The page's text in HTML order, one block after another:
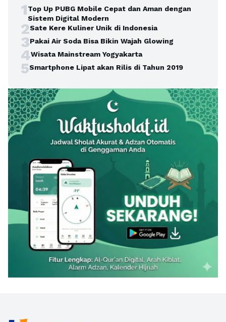
1Top Up PUBG Mobile Cepat dan Aman dengan
Sistem Digital Modern
2Sate Kere Kuliner Unik di Indonesia
3Pakai Air Soda Bisa Bikin Wajah Glowing
4Wisata Mainstream Yogyakarta
5Smartphone Lipat akan Rilis di Tahun 2019